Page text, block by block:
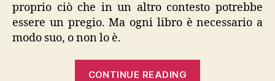
proprio ciò che in un altro contesto potrebbe
essere un pregio. Ma ogni libro è necessario a
modo suo, o non lo è.
CONTINUE READING